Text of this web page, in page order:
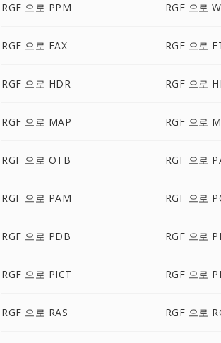
RGF 으로 PPM RGF 으로
RGF 으로 FAX RGF 으로
RGF 으로 HDR RGF 으로
RGF 으로 MAP RGF 으로
RGF 으로 OTB RGF 으로
RGF 으로 PAM RGF 으로
RGF 으로 PDB RGF 으로
RGF 으로 PICT RGF 으로
RGF 으로 RAS RGF 으로